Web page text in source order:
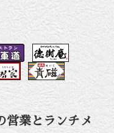
営業とランチメ